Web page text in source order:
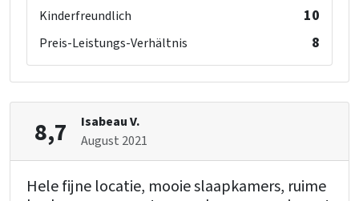
Jetzt nur noch 25 % Anzahlung
Kinderen
Kinderbetten: 2
Kinderstuhl: 6
: 6
Kinderfreundlich 10
Preis-Leistungs-Verhältnis 8
8,7
Isabeau V.
August 2021
Hele fijne locatie, mooie slaapkamers, ruime